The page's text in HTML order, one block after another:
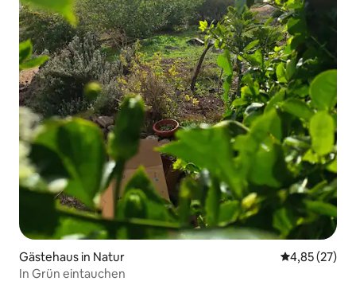
Gästehaus in Natur
4,85 (27)
In Grün eintauchen